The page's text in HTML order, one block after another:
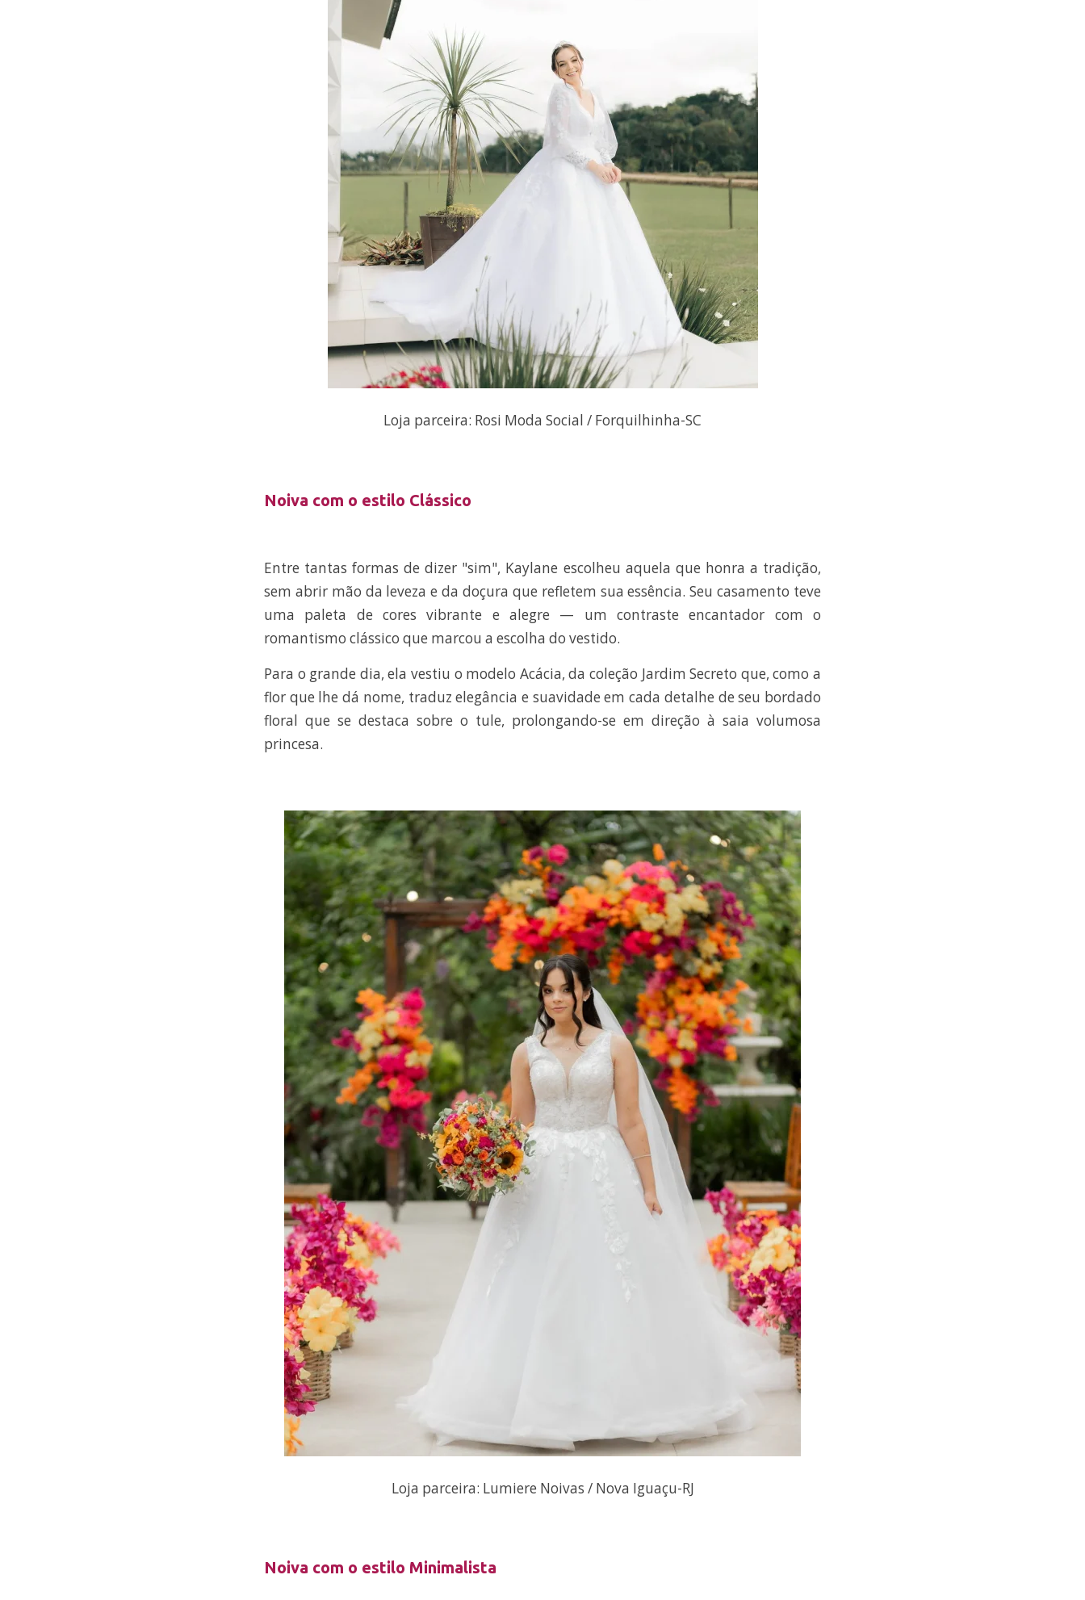
Loja parceira: Rosi Moda Social / Forquilhinha-SC
Noiva com o estilo Clássico
Entre tantas formas de dizer "sim", Kaylane escolheu aquela que honra a tradição,
sem abrir mão da leveza e da doçura que refletem sua essência. Seu casamento teve
uma paleta de cores vibrante e alegre — um contraste encantador com o
romantismo clássico que marcou a escolha do vestido.
Para o grande dia, ela vestiu o modelo Acácia, da coleção Jardim Secreto que, como a
flor que lhe dá nome, traduz elegância e suavidade em cada detalhe de seu bordado
floral que se destaca sobre o tule, prolongando-se em direção à saia volumosa
princesa.
Loja parceira: Lumiere Noivas / Nova Iguaçu-RJ
Noiva com o estilo Minimalista